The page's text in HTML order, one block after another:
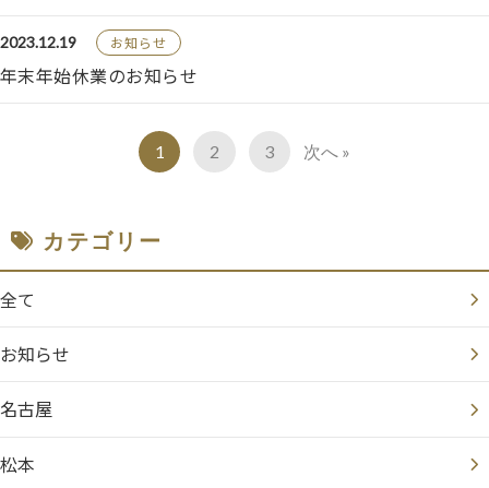
2023.12.19 お知らせ
年末年始休業のお知らせ
1 2 3 次へ »
カテゴリー
全て
お知らせ
名古屋
松本